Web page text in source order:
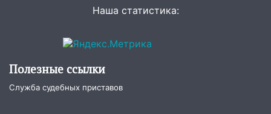
Прогноз погоды на 6 августа в
Мотофристайл, рок и силовой
экстрим: в Ульяновске пройдет
большой фестиваль «Наше время»
Наша статистика:
Полезные ссылки
Служба судебных приставов